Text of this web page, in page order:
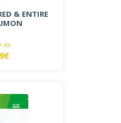
& ENTIRE
de